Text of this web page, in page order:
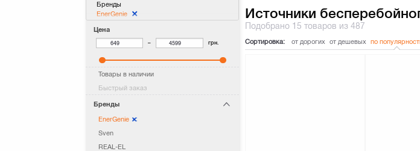
Бренды
EnerGenie
Цена
– грн.
Товары в наличии
Быстрый заказ
Бренды
EnerGenie
Sven
REAL-EL
Источники
Подобрано 15 товаров из 487
Сортировка: от дорогих от дешевых по